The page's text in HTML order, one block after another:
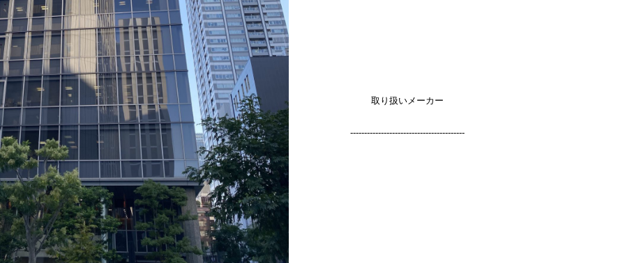
取り扱いメーカー
-----------------------------------------